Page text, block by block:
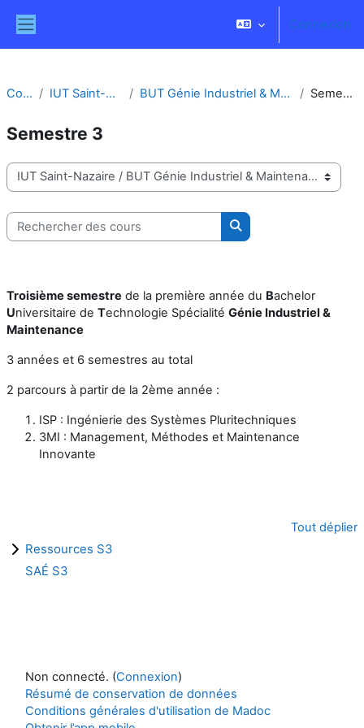
Connexion
Cours IUT Saint-Nazaire BUT Génie Industriel & Maintenance Semestre 3
Semestre 3
Catégories de cours
Rechercher des cours
Rechercher des cours
Troisième semestre de la première année du Bachelor
Universitaire de Technologie Spécialité Génie Industriel &
Maintenance
3 années et 6 semestres au total
2 parcours à partir de la 2ème année :
ISP : Ingénierie des Systèmes Pluritechniques
3MI : Management, Méthodes et Maintenance
Innovante
Tout déplier
Ressources S3
SAÉ S3
Non connecté. (Connexion)
Résumé de conservation de données
Conditions générales d'utilisation de Madoc